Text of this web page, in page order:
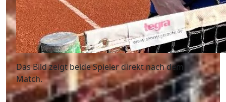
Das Bild zeigt beide Spieler direkt nach dem
Match.